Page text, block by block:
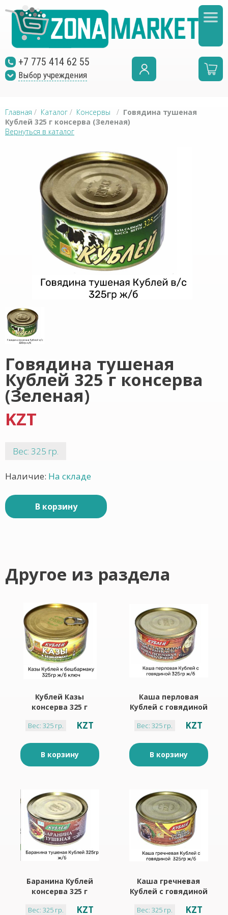
+7 775 414 62 55
Выбор учреждения
Главная / Каталог / Консервы / Говядина тушеная
Кублей 325 г консерва (Зеленая)
Вернуться в каталог
Говядина тушеная
Кублей 325 г консерва
(Зеленая)
KZT
Вес: 325 гр.
Наличие: На складе
В корзину
Другое из раздела
Кублей Казы
консерва 325 г
Вес: 325 гр. KZT
В корзину
Каша перловая
Кублей с говядиной
Вес: 325 гр. KZT
В корзину
Баранина Кублей
консерва 325 г
Вес: 325 гр. KZT
Каша гречневая
Кублей с говядиной
Вес: 325 гр. KZT